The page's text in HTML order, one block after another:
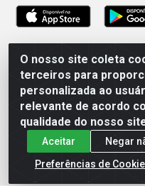
O nosso site coleta
terceiros para
personalizada ao
relevante de acordo
qualidade do nosso
Aceitar
Negar
Preferências de
Avenida Marginal Norte,
Rondon, Goiânia/